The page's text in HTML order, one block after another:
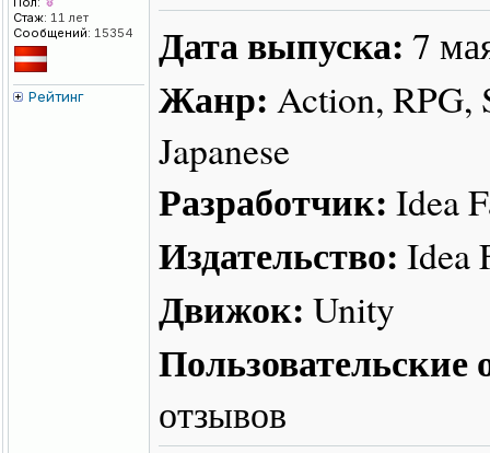
Стаж: 11 лет
Сообщений: 15354
Рейтинг
Дата выпуска: 7
Жанр: Action, RPG,
Japanese
Разработчик: Idea
Издательство: Idea
Движок: Unity
Пользовательские
отзывов